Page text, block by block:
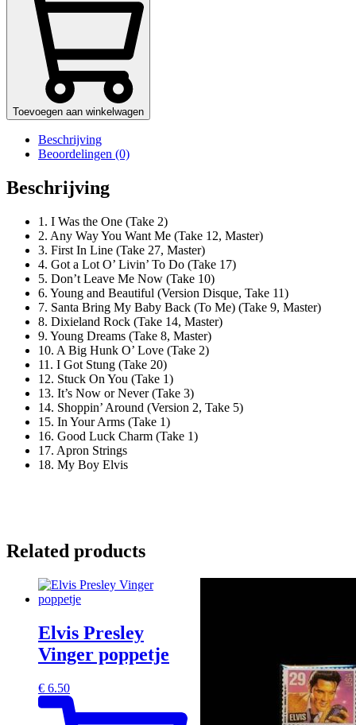
Toevoegen aan winkelwagen
Beschrijving
Beoordelingen (0)
Beschrijving
1. I Was the One (Take 2)
2. Any Way You Want Me (Take 12, Master)
3. First In Line (Take 27, Master)
4. Got a Lot O’ Livin’ To Do (Take 17)
5. Don’t Leave Me Now (Take 10)
6. Young and Beautiful (Version Disque, Take 11)
7. Santa Bring My Baby Back (To Me) (Take 9, Master)
8. Dixieland Rock (Take 14, Master)
9. Young Dreams (Take 8, Master)
10. A Big Hunk O’ Love (Take 2)
11. I Got Stung (Take 20)
12. Stuck On You (Take 1)
13. It’s Now or Never (Take 3)
14. Shoppin’ Around (Version 2, Take 5)
15. In Your Arms (Take 1)
16. Good Luck Charm (Take 1)
17. Apron Strings
18. My Boy Elvis
Related products
Elvis Presley
Vinger poppetje
€ 6.50